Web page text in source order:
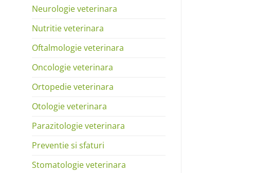
Neurologie veterinara
Nutritie veterinara
Oftalmologie veterinara
Oncologie veterinara
Ortopedie veterinara
Otologie veterinara
Parazitologie veterinara
Preventie si sfaturi
Stomatologie veterinara